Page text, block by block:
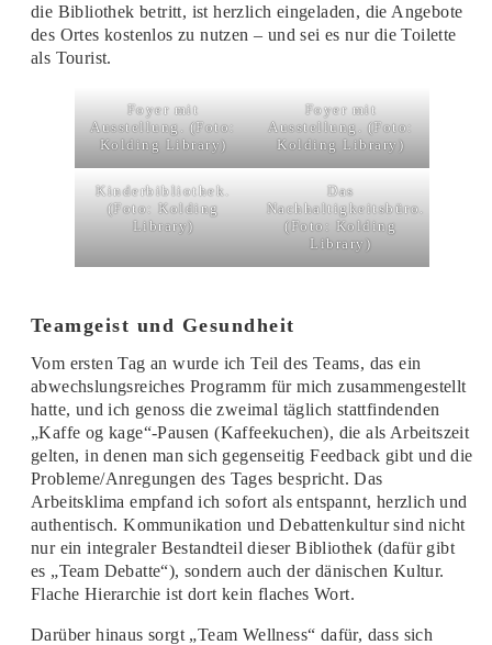
die Bibliothek betritt, ist herzlich eingeladen, die Angebote
des Ortes kostenlos zu nutzen – und sei es nur die Toilette
als Tourist.
Foyer mit
Ausstellung. (Foto:
Kolding Library)
Foyer mit
Ausstellung. (Foto:
Kolding Library)
Kinderbibliothek.
(Foto: Kolding
Library)
Das
Nachhaltigkeitsbüro.
(Foto: Kolding
Library)
Teamgeist und Gesundheit
Vom ersten Tag an wurde ich Teil des Teams, das ein
abwechslungsreiches Programm für mich zusammengestellt
hatte, und ich genoss die zweimal täglich stattfindenden
„Kaffe og kage“-Pausen (Kaffeekuchen), die als Arbeitszeit
gelten, in denen man sich gegenseitig Feedback gibt und die
Probleme/Anregungen des Tages bespricht. Das
Arbeitsklima empfand ich sofort als entspannt, herzlich und
authentisch. Kommunikation und Debattenkultur sind nicht
nur ein integraler Bestandteil dieser Bibliothek (dafür gibt
es „Team Debatte“), sondern auch der dänischen Kultur.
Flache Hierarchie ist dort kein flaches Wort.
Darüber hinaus sorgt „Team Wellness“ dafür, dass sich